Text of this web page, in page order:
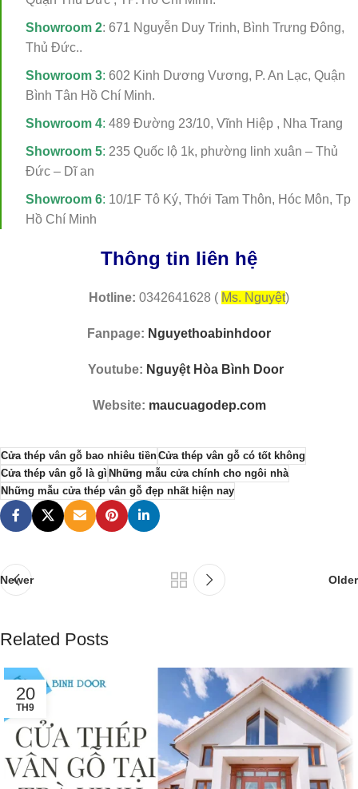
Showroom 2: 671 Nguyễn Duy Trinh, Bình Trưng Đông,
Thủ Đức..
Showroom 3: 602 Kinh Dương Vương, P. An Lạc, Quận
Bình Tân Hồ Chí Minh.
Showroom 4: 489 Đường 23/10, Vĩnh Hiệp , Nha Trang
Showroom 5: 235 Quốc lộ 1k, phường linh xuân – Thủ
Đức – Dĩ an
Showroom 6: 10/1F Tô Ký, Thới Tam Thôn, Hóc Môn, Tp
Hồ Chí Minh
Thông tin liên hệ
Hotline: 0342641628 ( Ms. Nguyệt)
Fanpage: Nguyethoabinhdoor
Youtube: Nguyệt Hòa Bình Door
Website: maucuagodep.com
Cửa thép vân gỗ bao nhiêu tiềnCửa thép vân gỗ có tốt không
Cửa thép vân gỗ là gì Những mẫu cửa chính cho ngôi nhà
Những mẫu cửa thép vân gỗ đẹp nhất hiện nay
Newer Older
Related Posts
20
TH9